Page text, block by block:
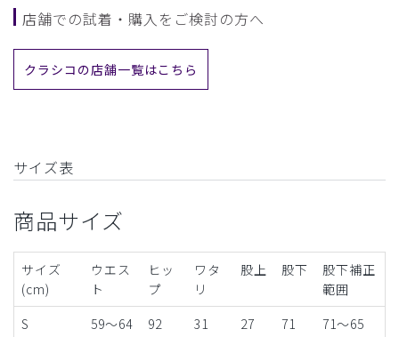
店舗での試着・購入をご検討の方へ
クラシコの店舗一覧はこちら
サイズ表
商品サイズ
サイズ
(cm)
ウエス
ト
ヒッ
プ
ワタ
リ
股上 股下
股下補正
範囲
S
59～64 92 31 27 71
71〜65